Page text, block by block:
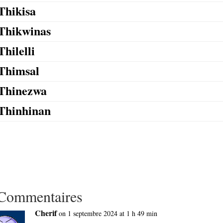
Cherif on 1 septembre 2024 at 1 h 49 min